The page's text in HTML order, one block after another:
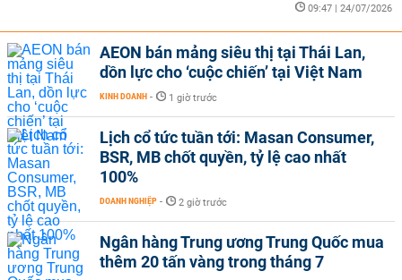
09:47 | 24/07/2026
AEON bán mảng siêu thị tại Thái Lan,
dồn lực cho ‘cuộc chiến’ tại Việt Nam
KINH DOANH - 1 giờ trước
Lịch cổ tức tuần tới: Masan Consumer,
BSR, MB chốt quyền, tỷ lệ cao nhất
100%
DOANH NGHIỆP - 2 giờ trước
Ngân hàng Trung ương Trung Quốc mua
thêm 20 tấn vàng trong tháng 7